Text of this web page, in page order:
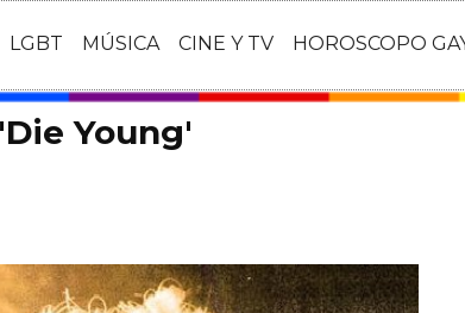
LGBT MÚSICA CINE Y TV HOROSCOPO
Young'